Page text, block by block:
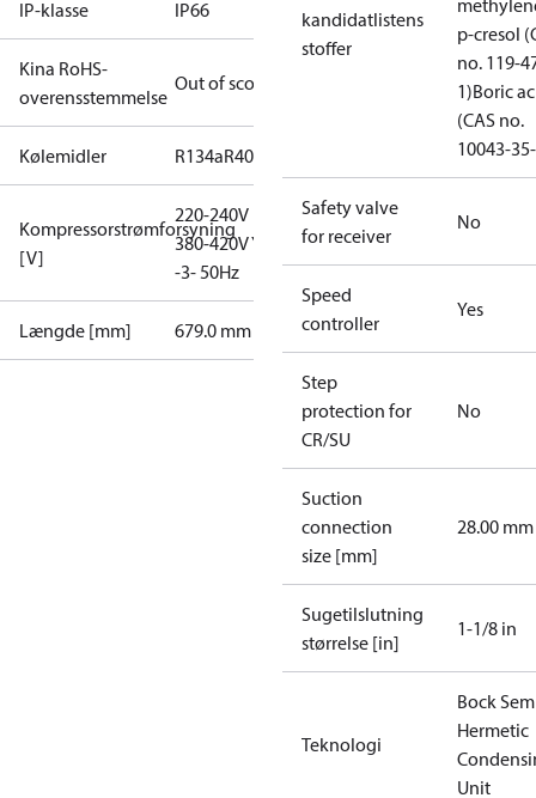
IP-klasse IP66
Kina RoHS-
overensstemmelse
Out of scope
Kølemidler R134aR404A R449AR450A
Kompressorstrømforsyning
[V]
220-240V D /
380-420V Y
-3- 50Hz
Længde [mm] 679.0 mm
kandidatlistens
stoffer
p-cresol
no. 119-
1)Boric
(CAS no.
10043-
Safety valve
for receiver
No
Speed
controller
Yes
Step
protection for
CR/SU
No
Suction
connection
size [mm]
28.00 mm
Sugetilslutning
størrelse [in]
1-1/8 in
Teknologi
Bock
Hermetic
Unit